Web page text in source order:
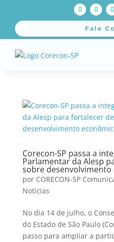
Fale
Corecon-SP passa a
Parlamentar da Alesp
sobre desenvolvimento
por CORECON-SP
Notícias
No dia 14 de julho, o
do Estado de São Paulo
passo para ampliar a